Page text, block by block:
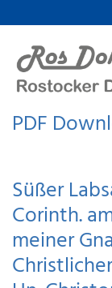
zum Inhalt
PDF
Süßer
Corinth.
meiner